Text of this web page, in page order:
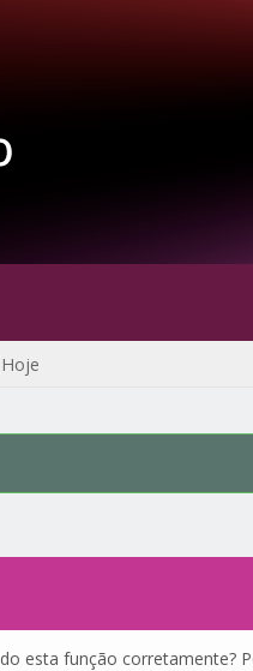
esta função corretamente?